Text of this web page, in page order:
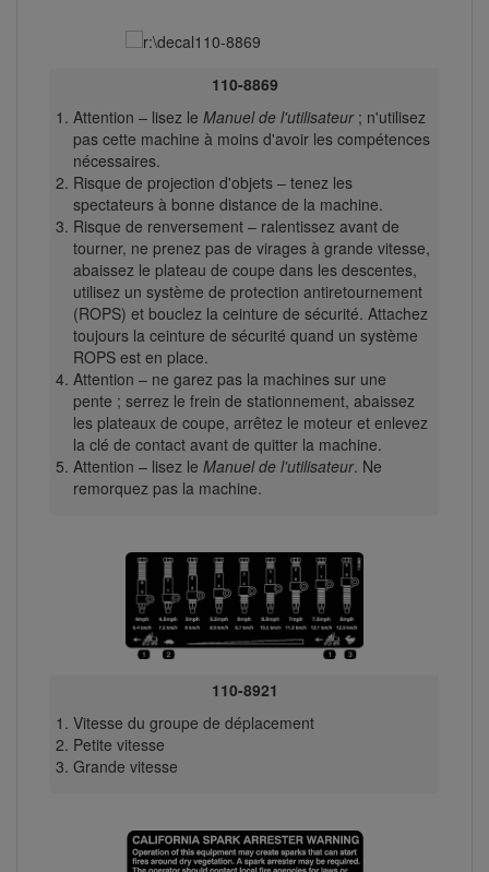
110-8869
Attention – lisez le Manuel de l'utilisateur; n'utilisez
pas cette machine à moins d'avoir les compétences
nécessaires.
Risque de projection d'objets – tenez les
spectateurs à bonne distance de la machine.
Risque de renversement – ralentissez avant de
tourner, ne prenez pas de virages à grande vitesse,
abaissez le plateau de coupe dans les descentes,
utilisez un système de protection antiretournement
(ROPS) et bouclez la ceinture de sécurité. Attachez
toujours la ceinture de sécurité quand un système
ROPS est en place.
Attention – ne garez pas la machines sur une
pente ; serrez le frein de stationnement, abaissez
les plateaux de coupe, arrêtez le moteur et enlevez
la clé de contact avant de quitter la machine.
Attention – lisez le Manuel de l'utilisateur. Ne
remorquez pas la machine.
110-8921
Vitesse du groupe de déplacement
Petite vitesse
Grande vitesse